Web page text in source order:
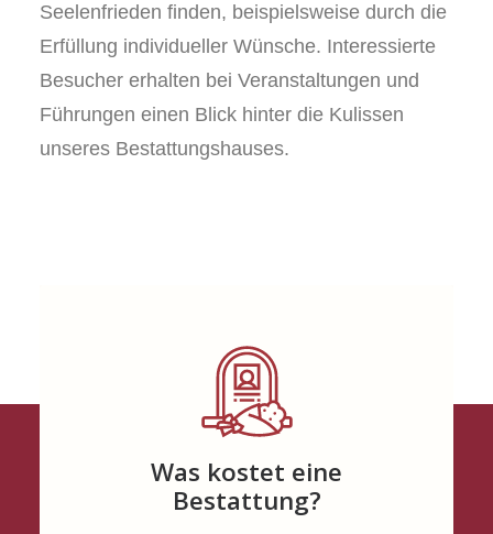
Seelenfrieden finden, beispielsweise durch die
Erfüllung individueller Wünsche. Interessierte
Besucher erhalten bei Veranstaltungen und
Führungen einen Blick hinter die Kulissen
unseres Bestattungshauses.
Was kostet eine
Bestattung?